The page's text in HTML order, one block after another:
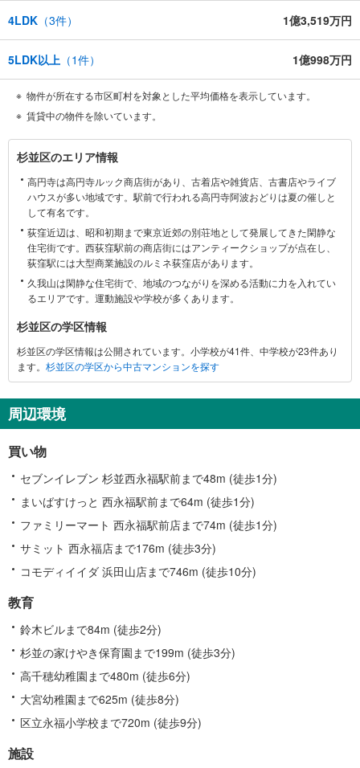
4LDK （3件） 1億3,519万円
5LDK以上 （1件） 1億998万円
物件が所在する市区町村を対象とした平均価格を表示しています。
賃貸中の物件を除いています。
杉
並
区
に
す
報
杉並区のエリア情報
高円寺は高円寺ルック商店街があり、古着店や雑貨店、古書店やライブ
ハウスが多い地域です。駅前で行われる高円寺阿波おどりは夏の催しと
して有名です。
荻窪近辺は、昭和初期まで東京近郊の別荘地として発展してきた閑静な
住宅街です。西荻窪駅前の商店街にはアンティークショップが点在し、
荻窪駅には大型商業施設のルミネ荻窪店があります。
久我山は閑静な住宅街で、地域のつながりを深める活動に力を入れてい
るエリアです。運動施設や学校が多くあります。
杉並区の学区情報
杉並区の学区情報は公開されています。小学校が41件、中学校が23件あり
ます。 杉並区の学区から中古マンションを探す
周辺環境
買い物
セブンイレブン 杉並西永福駅前まで48m (徒歩1分)
まいばすけっと 西永福駅前まで64m (徒歩1分)
ファミリーマート 西永福駅前店まで74m (徒歩1分)
サミット 西永福店まで176m (徒歩3分)
コモディイイダ 浜田山店まで746m (徒歩10分)
教育
鈴木ビルまで84m (徒歩2分)
杉並の家けやき保育園まで199m (徒歩3分)
高千穂幼稚園まで480m (徒歩6分)
大宮幼稚園まで625m (徒歩8分)
区立永福小学校まで720m (徒歩9分)
施設